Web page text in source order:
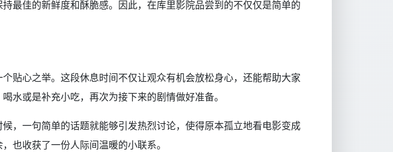
最佳的新鲜度和酥脆感。因此，在库里影院品尝到的不仅仅是简单的
贴心之举。这段休息时间不仅让观众有机会放松身心，还能帮助大家
水或是补充小吃，再次为接下来的剧情做好准备。
，一句简单的话题就能够引发热烈讨论，使得原本孤立地看电影变成
也收获了一份人际间温暖的小联系。